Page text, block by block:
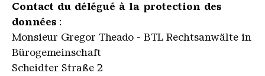
Contact du délégué à la protection des
données :
Monsieur Gregor Theado - BTL Rechtsanwälte in
Bürogemeinschaft
Scheidter Straße 2